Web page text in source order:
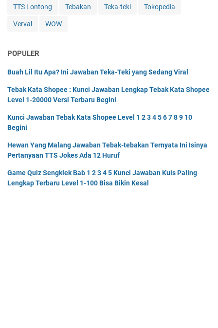
TTS Lontong Tebakan Teka-teki Tokopedia
Verval WOW
POPULER
Buah Lil Itu Apa? Ini Jawaban Teka-Teki yang Sedang Viral
Tebak Kata Shopee : Kunci Jawaban Lengkap Tebak Kata Shopee
Level 1-20000 Versi Terbaru Begini
Kunci Jawaban Tebak Kata Shopee Level 1 2 3 4 5 6 7 8 9 10
Begini
Hewan Yang Malang Jawaban Tebak-tebakan Ternyata Ini Isinya
Pertanyaan TTS Jokes Ada 12 Huruf
Game Quiz Sengklek Bab 1 2 3 4 5 Kunci Jawaban Kuis Paling
Lengkap Terbaru Level 1-100 Bisa Bikin Kesal